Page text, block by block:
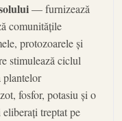
— furnizează
comunitățile
protozoarele și
stimulează ciclul
plantelor
fosfor, potasiu și o
treptat pe